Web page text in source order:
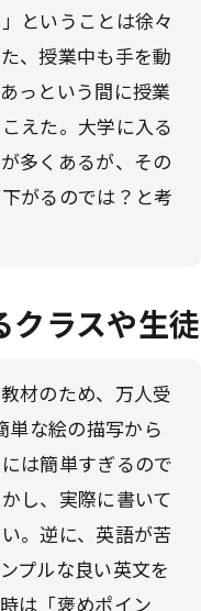
ということは徐々
、授業中も手を動
っという間に授業
えた。大学に入る
多くあるが、その
がるのでは？と考
クラスや生徒
材のため、万人受
単な絵の描写から
は簡単すぎるので
し、実際に書いて
。逆に、英語が苦
プルな良い英文を
は「褒めポイン